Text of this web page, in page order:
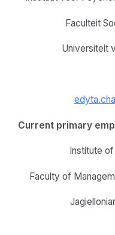
Faculteit
Universiteit
Current primary
Institute
Faculty of